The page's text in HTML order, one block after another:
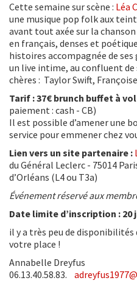
Cette semaine sur scène : Léa
une musique pop folk aux
avant tout axée sur la
en français, denses et
histoires accompagnée de
un live intime, au confluent
chères : Taylor Swift,
Tarif :37€ brunch buffet à
paiement : cash - CB)
Il est possible d’amener une
service pour emmener chez
Lien vers un site partenaire :
du Général Leclerc - 75014
d’Orléans (L4 ou T3a)
Événement réservé aux
Date limite d’inscription : 20
il y a très peu de
votre place !
Annabelle Dreyfus
06.13.40.58.83.